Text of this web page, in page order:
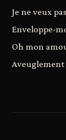
Je ne veux
Enveloppe-
Oh mon
Aveuglement